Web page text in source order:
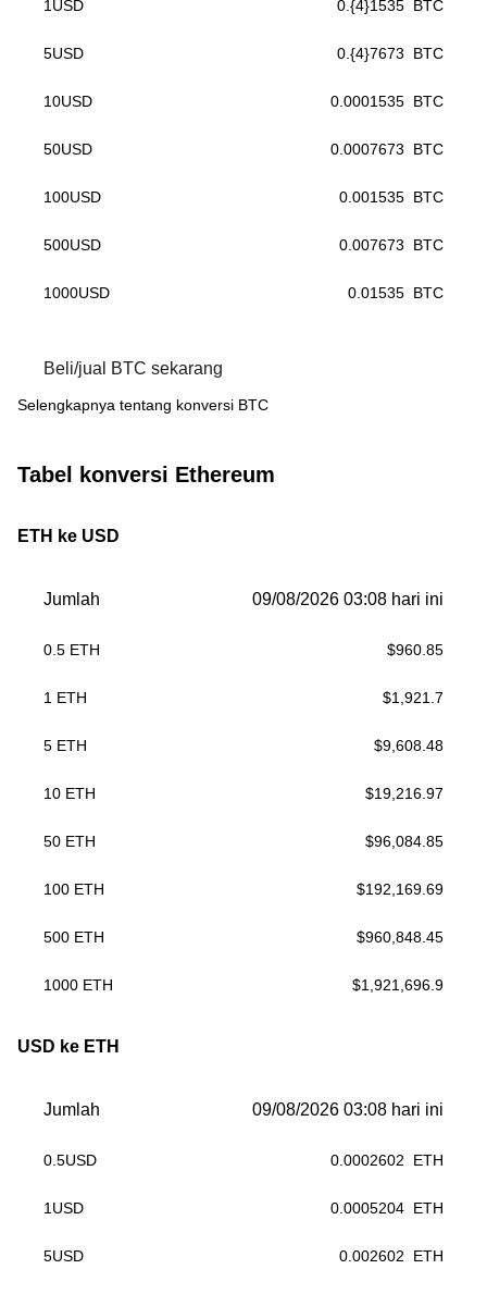
1 USD 0.{4}1535 BTC
5USD 0.{4}7673 BTC
10USD 0.0001535 BTC
50USD 0.0007673 BTC
100USD 0.001535 BTC
500USD 0.007673 BTC
1000USD 0.01535 BTC
Beli/jual BTC sekarang
Selengkapnya tentang konversi BTC
Tabel konversi Ethereum
ETH ke USD
Jumlah 09/08/2026 03:08 hari ini
0.5 ETH $960.85
1 ETH $1,921.7
5 ETH $9,608.48
10 ETH $19,216.97
50 ETH $96,084.85
100 ETH $192,169.69
500 ETH $960,848.45
1000 ETH $1,921,696.9
USD ke ETH
Jumlah 09/08/2026 03:08 hari ini
0.5USD 0.0002602 ETH
1 USD 0.0005204 ETH
5USD 0.002602 ETH